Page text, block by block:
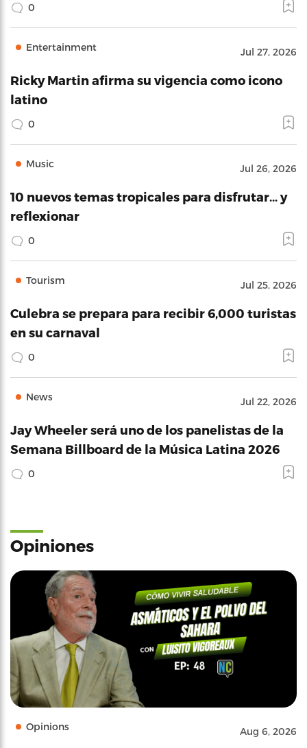
0
Entertainment Jul 27, 2026
Ricky Martin afirma su vigencia como icono
latino
0
Music Jul 26, 2026
10 nuevos temas tropicales para disfrutar… y
reflexionar
0
Tourism Jul 25, 2026
Culebra se prepara para recibir 6,000 turistas
en su carnaval
0
News Jul 22, 2026
Jay Wheeler será uno de los panelistas de la
Semana Billboard de la Música Latina 2026
0
Opiniones
Opinions Aug 6, 2026